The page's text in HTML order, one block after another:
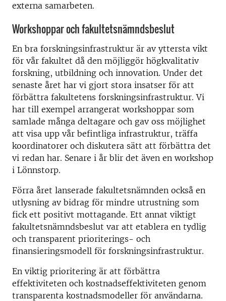
externa samarbeten.
Workshoppar och fakultetsnämndsbeslut
En bra forskningsinfrastruktur är av yttersta vikt
för vår fakultet då den möjliggör högkvalitativ
forskning, utbildning och innovation. Under det
senaste året har vi gjort stora insatser för att
förbättra fakultetens forskningsinfrastruktur. Vi
har till exempel arrangerat workshoppar som
samlade många deltagare och gav oss möjlighet
att visa upp vår befintliga infrastruktur, träffa
koordinatorer och diskutera sätt att förbättra det
vi redan har. Senare i år blir det även en workshop
i Lönnstorp.
Förra året lanserade fakultetsnämnden också en
utlysning av bidrag för mindre utrustning som
fick ett positivt mottagande. Ett annat viktigt
fakultetsnämndsbeslut var att etablera en tydlig
och transparent prioriterings- och
finansieringsmodell för forskningsinfrastruktur.
En viktig prioritering är att förbättra
effektiviteten och kostnadseffektiviteten genom
transparenta kostnadsmodeller för användarna.